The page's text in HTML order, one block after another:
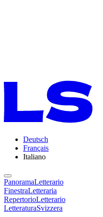
Deutsch
Français
Italiano
PanoramaLetterario
FinestraLetteraria
RepertorioLetterario
LetteraturaSvizzera